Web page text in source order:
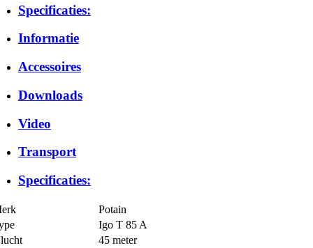
Specificaties:
Informatie
Accessoires
Downloads
Video
Transport
Specificaties:
Potain
Igo T 85 A
45 meter